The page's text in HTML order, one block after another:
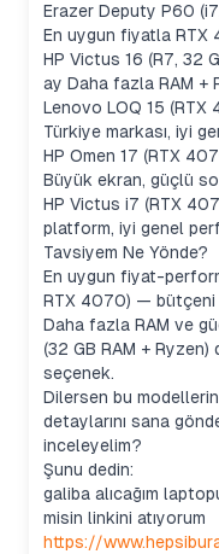
Erazer Deputy P60
En uygun fiyatla RTX
HP Victus 16 (R7, 32
ay Daha fazla RAM +
Lenovo LOQ 15
Türkiye markası, iyi
HP Omen 17 (RTX
Büyük ekran, güçlü
HP Victus i7 (RTX
platform, iyi genel
Tavsiyem Ne Yönde?
En uygun fiyat-
RTX 4070) — bütçeni
Daha fazla RAM ve
(32 GB RAM +
seçenek.
Dilersen bu
detaylarını sana
inceleyelim?
Şunu dedin:
galiba alıcağım
misin linkini atıyorum
https://